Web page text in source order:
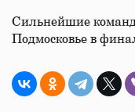
Сильнейшие
Подмосковье в